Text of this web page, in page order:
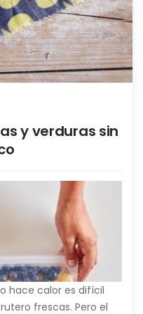
y verduras sin
hace calor es difícil
frescas. Pero el